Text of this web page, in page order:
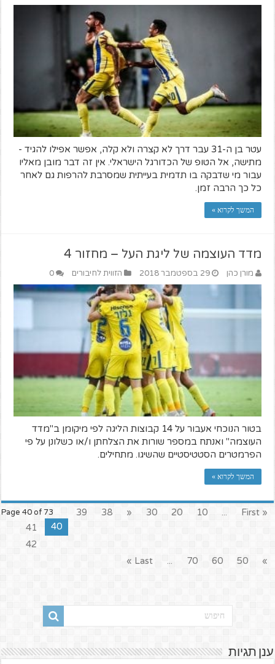
עטר בן ה-31 עבר דרך לא קצרה ולא קלה, אפשר אפילו להגיד -
מתישה, אל הטופ של הכדורגל הישראלי. אין זה דבר מובן מאליו
עבור מי שדבקה בו תדמית בעייתית שמסרבת להרפות גם לאחר
כל כך הרבה זמן.
המשך לקרוא »
מדד העוצמה של ליגת העל – מחזור 4
מורן כהן 29 בספטמבר 2018 הזווית לחיבורים 0
בטור הנוכחי אעבור על 14 קבוצות הליגה לפי מיקומן ב"מדד
העוצמה" ואנתח במספר שורות את הצלחתן ו/או כשלונן על פי
הפרמטרים הסטטיסטיים שהשיגו. מתחילים.
המשך לקרוא »
Page 40 of 73 « First
...
10
20
30
«
38
39
40
41
42
»
50
60
70
...
Last »
ענן תגיות